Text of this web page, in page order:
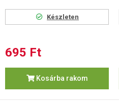
Készleten
695 Ft
Kosárba rakom